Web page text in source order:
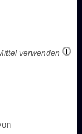
verwenden